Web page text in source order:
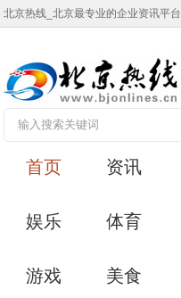
北京热线_北京最专业的企业资讯平台
首页 资讯
娱乐 体育
游戏 美食